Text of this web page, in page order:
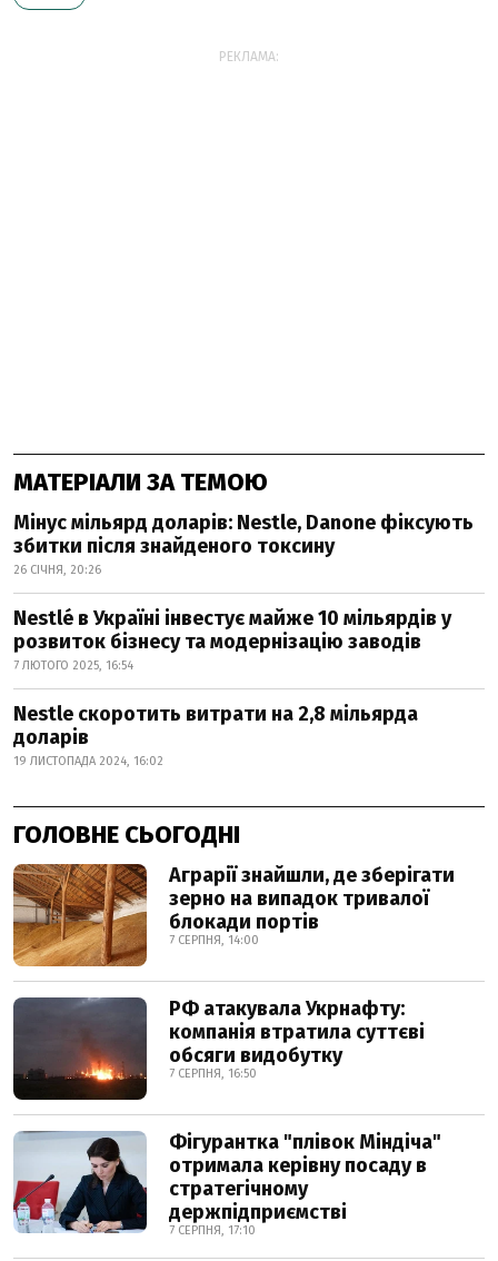
РЕКЛАМА:
МАТЕРІАЛИ ЗА ТЕМОЮ
Мінус мільярд доларів: Nestle, Danone фіксують
збитки після знайденого токсину
26 СІЧНЯ, 20:26
Nestlé в Україні інвестує майже 10 мільярдів у
розвиток бізнесу та модернізацію заводів
7 ЛЮТОГО 2025, 16:54
Nestle скоротить витрати на 2,8 мільярда
доларів
19 ЛИСТОПАДА 2024, 16:02
ГОЛОВНЕ СЬОГОДНІ
Аграрії знайшли, де зберігати
зерно на випадок тривалої
блокади портів
7 СЕРПНЯ, 14:00
РФ атакувала Укрнафту:
компанія втратила суттєві
обсяги видобутку
7 СЕРПНЯ, 16:50
Фігурантка "плівок Міндіча"
отримала керівну посаду в
стратегічному
держпідприємстві
7 СЕРПНЯ, 17:10